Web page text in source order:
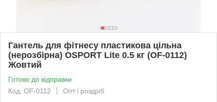
Гантель для фітнесу пластикова цільна
(нерозбірна) OSPORT Lite 0.5 кг (OF-0112)
Жовтий
Готово до відправки
Код: OF-0112
Опт і роздріб